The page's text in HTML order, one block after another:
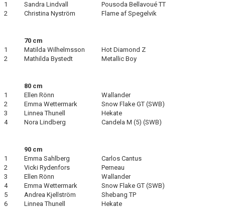
1
Sandra Lindvall
Pousoda Bellavoué TT
2
Christina Nyström Flame af Spegelvik
70 cm
1
Matilda Wilhelmsson
Hot Diamond Z
2
Mathilda Bystedt Metallic Boy
80 cm
1
Ellen Rönn
Wallander
2
Emma Wettermark
Snow Flake GT (SWB)
3
Linnea Thunell
Hekate
4
Nora Lindberg Candela M (5) (SWB)
1
90 cm
Emma Sahlberg
Carlos Cantus
2
Vicki Rydenfors
Perneau
3
Ellen Rönn
Wallander
4
Emma Wettermark
Snow Flake GT (SWB)
5
Andrea Kjellström
Shebang TP
6
Linnea Thunell Hekate